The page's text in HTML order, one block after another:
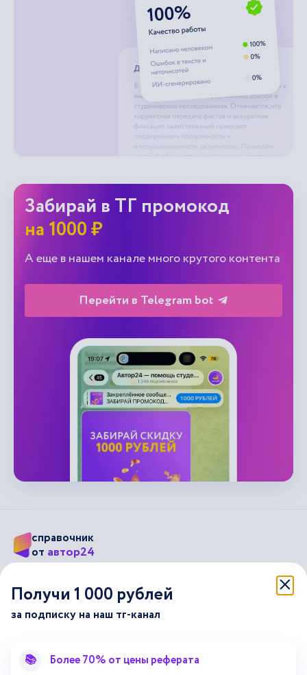
Забирай в ТГ промокод
на 1000 ₽
А еще в нашем канале много крутого контента
Перейти в Telegram bot
справочник
от автор24
Подписывайся на наши соц. сети
Лекторий
Последние статьи
Получи 1 000 рублей
за подписку на наш тг-канал
📚 Более 70% от цены реферата